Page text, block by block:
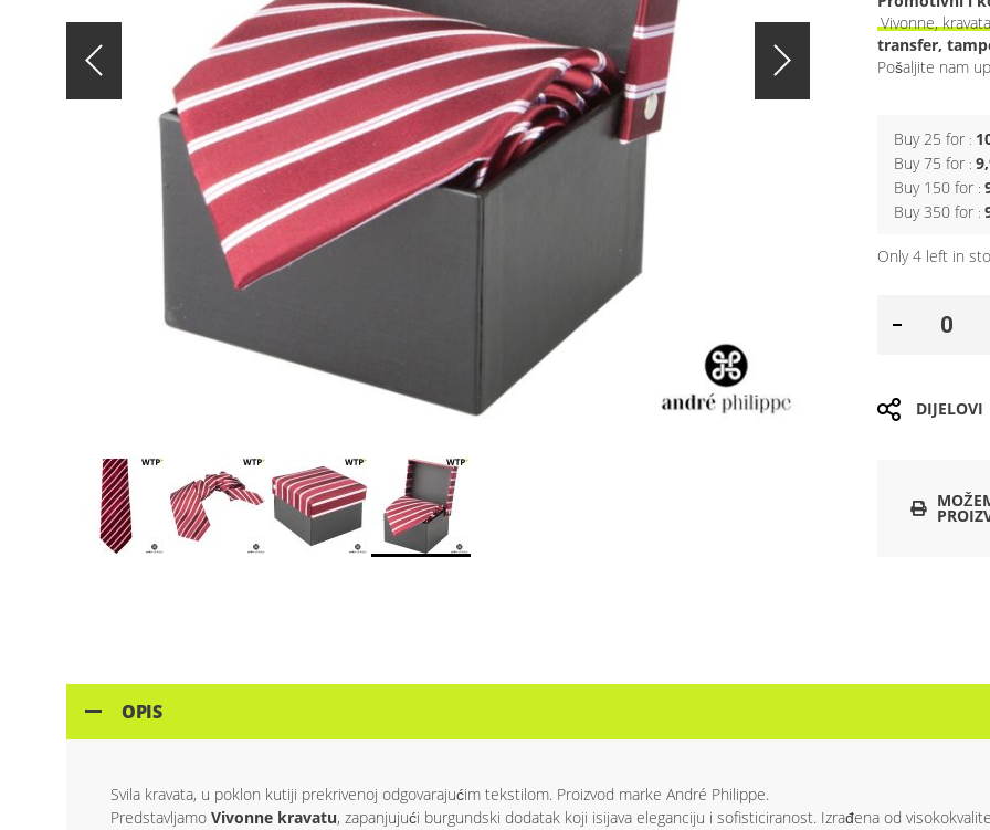
Vivonne,
transfer,
Pošaljite nam
Buy 25 for
Buy 75 for
Buy 150 for
Buy 350 for
Only4 left in
DIJELOVI
OPIS
Svila kravata, u poklon kutiji prekrivenoj odgovarajućim tekstilom. Proizvod marke André Philippe.
Predstavljamo Vivonne kravatu, zapanjujući burgundski dodatak koji isijava eleganciju i sofisticiranost. Izrađena od